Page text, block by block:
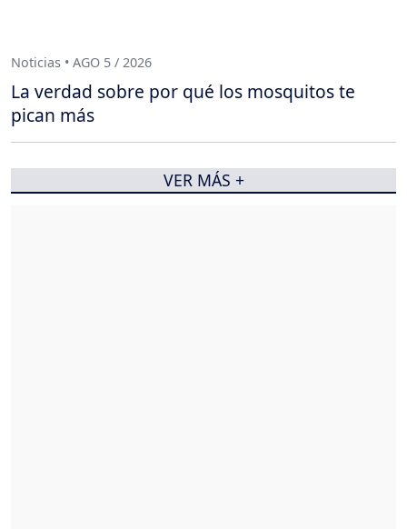
Noticias • AGO 5 / 2026
La verdad sobre por qué los mosquitos te
pican más
VER MÁS +